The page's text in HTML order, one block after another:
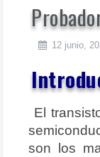
12 junio,
El
son los